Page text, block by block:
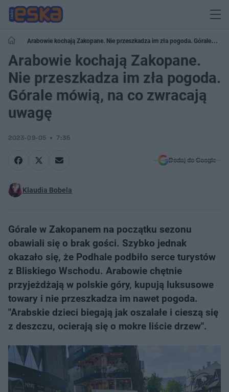
Arabowie kochają Zakopane. Nie przeszkadza im zła pogoda. Górale
mówią, na co zwracają uwagę
Arabowie kochają Zakopane.
Nie przeszkadza im zła pogoda.
Górale mówią, na co zwracają
uwagę
2023-09-05 7:35
Dodaj do Google
Klaudia Bobela
Górale w Zakopanem na początku sezonu
obawiali się o brak gości. Szybko jednak
okazało się, że Podhale podbiło serce turystów
z Bliskiego Wschodu. Arabowie chętnie
przyjeżdżają w polskie góry, kupują luksusowe
towary i nie przeszkadza im nawet pogoda.
"Arabskie dzieci biegają jak oszalałe i cieszą się
z deszczu, ocierają się o mokre liście drzew".